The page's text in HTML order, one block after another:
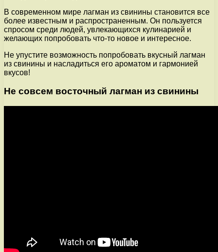
В современном мире лагман из свинины становится все
более известным и распространенным. Он пользуется
спросом среди людей, увлекающихся кулинарией и
желающих попробовать что-то новое и интересное.
Не упустите возможность попробовать вкусный лагман
из свинины и насладиться его ароматом и гармонией
вкусов!
Не совсем восточный лагман из свинины